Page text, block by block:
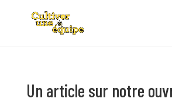
Un article sur notre